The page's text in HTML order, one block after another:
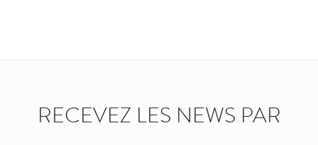
RECEVEZ LES NEWS PAR